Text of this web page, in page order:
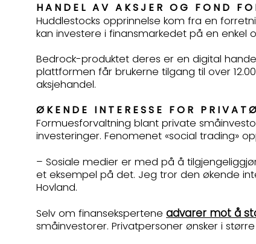
HANDEL AV AKSJER OG FOND
Huddlestocks opprinnelse kom fra en
kan investere i finansmarkedet på en
Bedrock-produktet deres er en digital
plattformen får brukerne tilgang til over
aksjehandel.
ØKENDE INTERESSE FOR
Formuesforvaltning blant private
investeringer. Fenomenet «social trading»
– Sosiale medier er med på å
et eksempel på det. Jeg tror den økende
Hovland.
Selv om finansekspertene advarer mot å
småinvestorer. Privatpersoner ønsker i